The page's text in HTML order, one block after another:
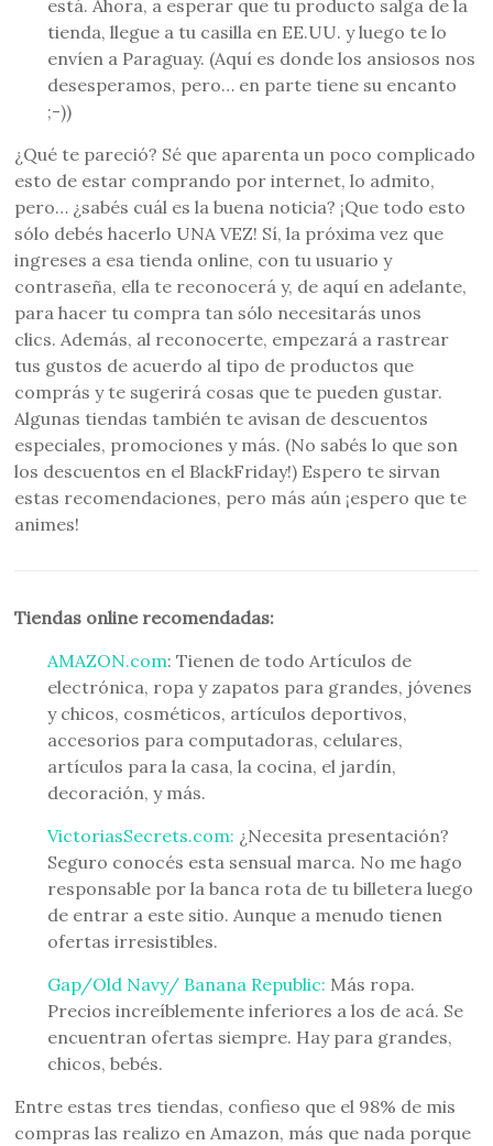
está. Ahora, a esperar que tu producto salga de la
tienda, llegue a tu casilla en EE.UU. y luego te lo
envíen a Paraguay. (Aquí es donde los ansiosos nos
desesperamos, pero… en parte tiene su encanto
;-))
¿Qué te pareció? Sé que aparenta un poco complicado
esto de estar comprando por internet, lo admito,
pero… ¿sabés cuál es la buena noticia? ¡Que todo esto
sólo debés hacerlo UNA VEZ! Sí, la próxima vez que
ingreses a esa tienda online, con tu usuario y
contraseña, ella te reconocerá y, de aquí en adelante,
para hacer tu compra tan sólo necesitarás unos
clics. Además, al reconocerte, empezará a rastrear
tus gustos de acuerdo al tipo de productos que
comprás y te sugerirá cosas que te pueden gustar.
Algunas tiendas también te avisan de descuentos
especiales, promociones y más. (No sabés lo que son
los descuentos en el BlackFriday!) Espero te sirvan
estas recomendaciones, pero más aún ¡espero que te
animes!
Tiendas online recomendadas:
AMAZON.com: Tienen de todo Artículos de
electrónica, ropa y zapatos para grandes, jóvenes
y chicos, cosméticos, artículos deportivos,
accesorios para computadoras, celulares,
artículos para la casa, la cocina, el jardín,
decoración, y más.
VictoriasSecrets.com: ¿Necesita presentación?
Seguro conocés esta sensual marca. No me hago
responsable por la banca rota de tu billetera luego
de entrar a este sitio. Aunque a menudo tienen
ofertas irresistibles.
Gap/Old Navy/ Banana Republic: Más ropa.
Precios increíblemente inferiores a los de acá. Se
encuentran ofertas siempre. Hay para grandes,
chicos, bebés.
Entre estas tres tiendas, confieso que el 98% de mis
compras las realizo en Amazon, más que nada porque